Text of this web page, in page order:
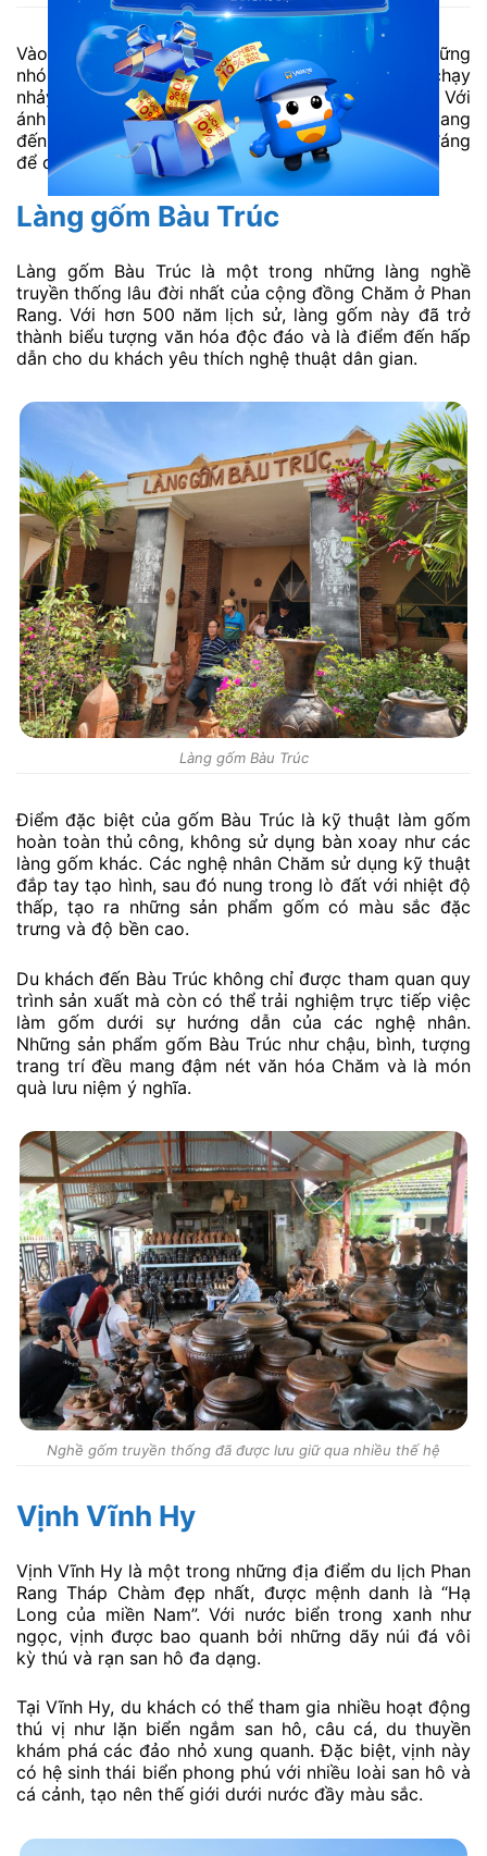
Vào buổi tối, quảng trường trở nên sôi động với những
nhóm người tập thể dục, múa dân vũ, trẻ em chạy
nhảy, và những quầy hàng lưu động bán đồ ăn vặt. Với
ánh đèn lung linh và không khí rộn ràng, nơi đây mang
đến một nhịp sống vừa hiện đại vừa gần gũi, rất đáng
để dừng chân khám phá khi ghé thăm Phan Rang.
Làng gốm Bàu Trúc
Làng gốm Bàu Trúc là một trong những làng nghề
truyền thống lâu đời nhất của cộng đồng Chăm ở Phan
Rang. Với hơn 500 năm lịch sử, làng gốm này đã trở
thành biểu tượng văn hóa độc đáo và là điểm đến hấp
dẫn cho du khách yêu thích nghệ thuật dân gian.
Làng gốm Bàu Trúc
Điểm đặc biệt của gốm Bàu Trúc là kỹ thuật làm gốm
hoàn toàn thủ công, không sử dụng bàn xoay như các
làng gốm khác. Các nghệ nhân Chăm sử dụng kỹ thuật
đắp tay tạo hình, sau đó nung trong lò đất với nhiệt độ
thấp, tạo ra những sản phẩm gốm có màu sắc đặc
trưng và độ bền cao.
Du khách đến Bàu Trúc không chỉ được tham quan quy
trình sản xuất mà còn có thể trải nghiệm trực tiếp việc
làm gốm dưới sự hướng dẫn của các nghệ nhân.
Những sản phẩm gốm Bàu Trúc như chậu, bình, tượng
trang trí đều mang đậm nét văn hóa Chăm và là món
quà lưu niệm ý nghĩa.
Nghề gốm truyền thống đã được lưu giữ qua nhiều thế hệ
Vịnh Vĩnh Hy
Vịnh Vĩnh Hy là một trong những địa điểm du lịch Phan
Rang Tháp Chàm đẹp nhất, được mệnh danh là “Hạ
Long của miền Nam”. Với nước biển trong xanh như
ngọc, vịnh được bao quanh bởi những dãy núi đá vôi
kỳ thú và rạn san hô đa dạng.
Tại Vĩnh Hy, du khách có thể tham gia nhiều hoạt động
thú vị như lặn biển ngắm san hô, câu cá, du thuyền
khám phá các đảo nhỏ xung quanh. Đặc biệt, vịnh này
có hệ sinh thái biển phong phú với nhiều loài san hô và
cá cảnh, tạo nên thế giới dưới nước đầy màu sắc.